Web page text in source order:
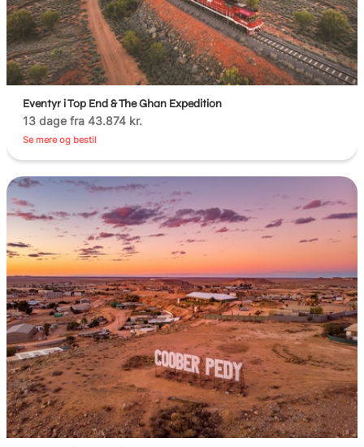
Eventyr i Top End & The Ghan Expedition
13 dage fra 43.874 kr.
Se mere og bestil